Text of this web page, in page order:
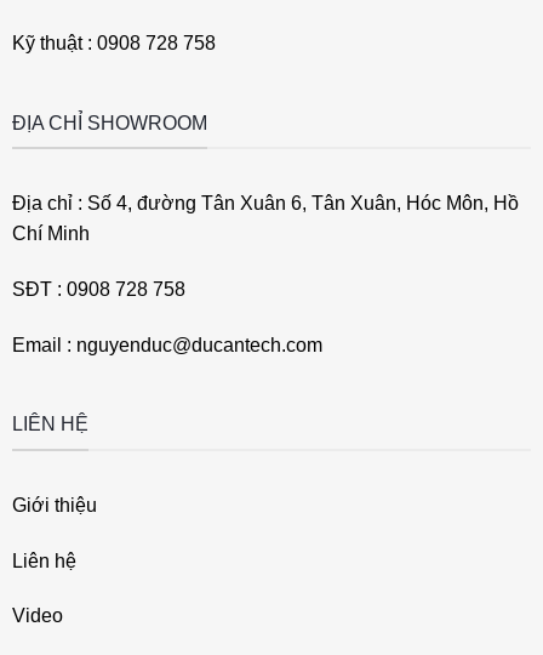
Kỹ thuật : 0908 728 758
ĐỊA CHỈ SHOWROOM
Địa chỉ : Số 4, đường Tân Xuân 6, Tân Xuân, Hóc Môn, Hồ
Chí Minh
SĐT : 0908 728 758
Email : nguyenduc@ducantech.com
LIÊN HỆ
Giới thiệu
Liên hệ
Video